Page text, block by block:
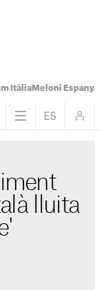
ItàliaMeloni Espanya
lluita